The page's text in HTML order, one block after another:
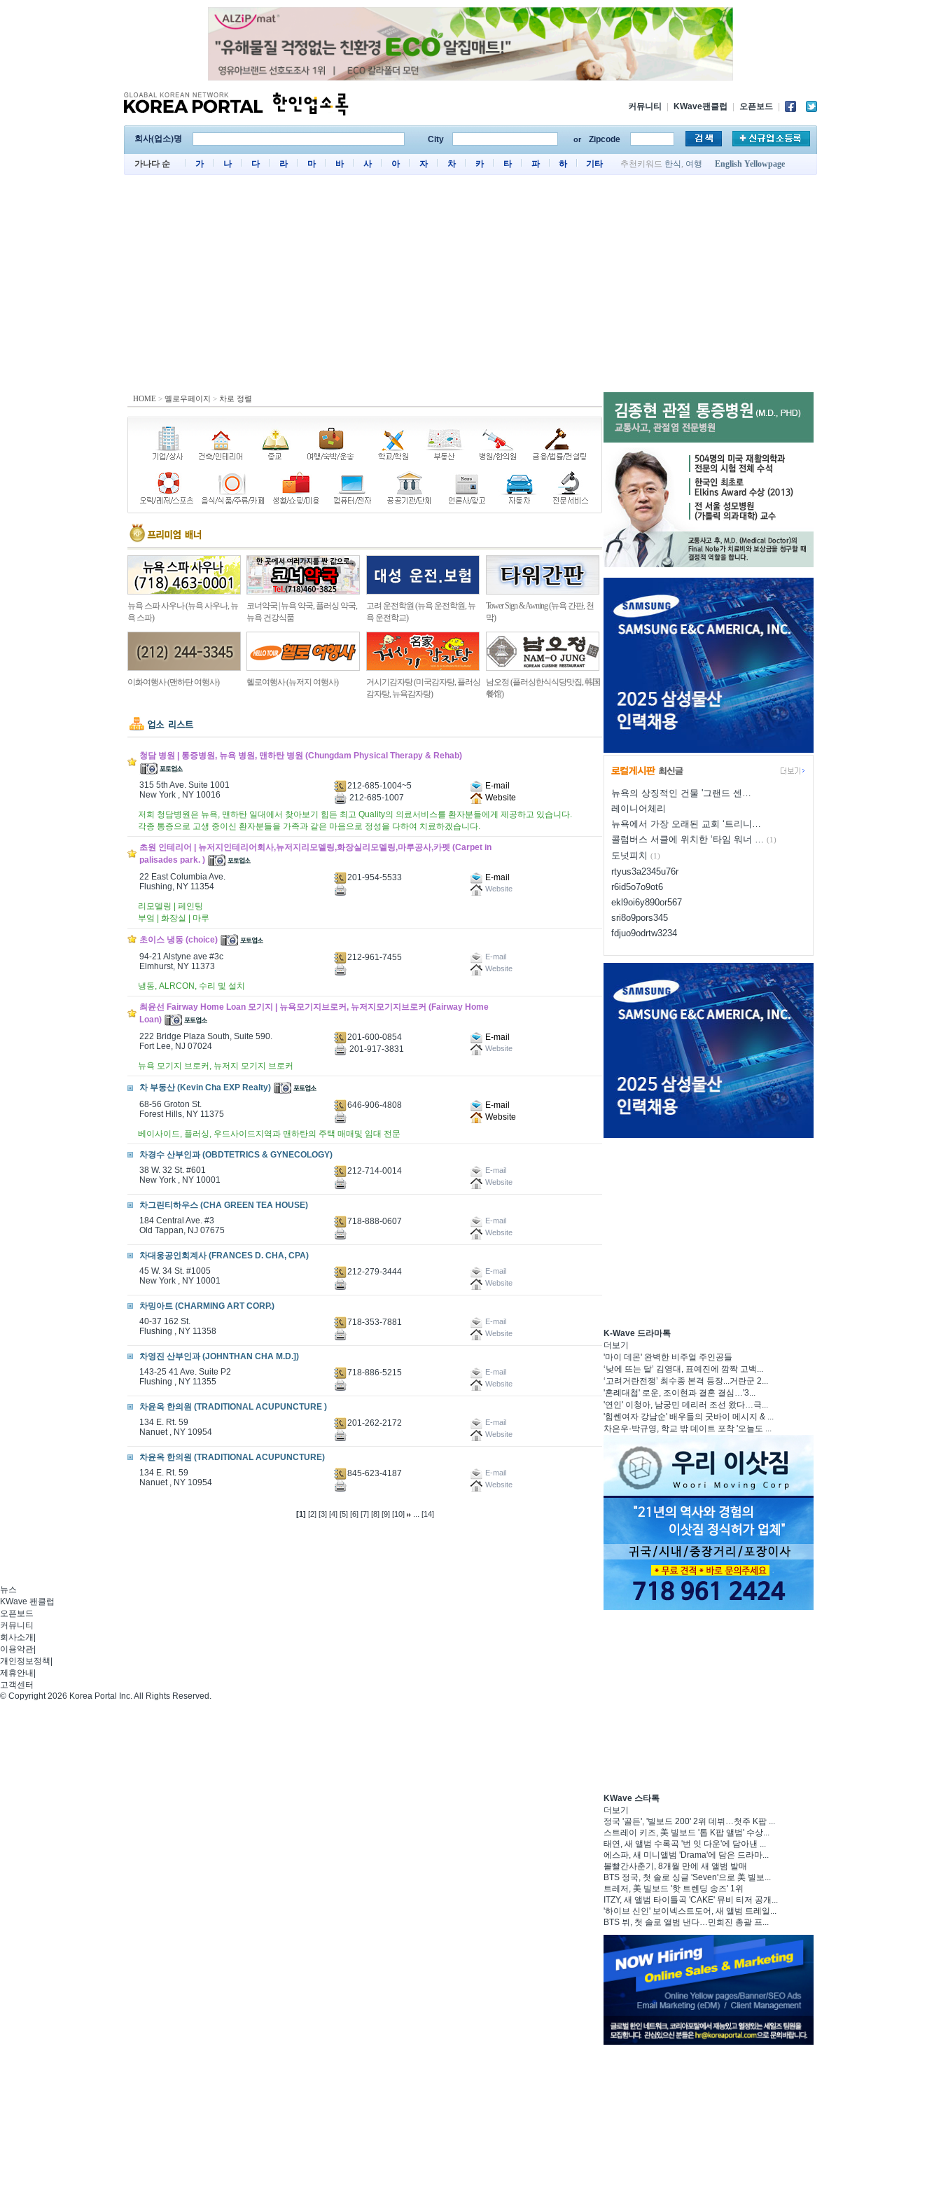
커뮤니티 KWave팬클럽 오픈보드
회사(업소)명 City or Zipcode
가나다 순 가 나 다 라 마 바 사 아 자 차 카 타 파 하 기타 추천키워드 한식 , 여행 English Yellowpage
HOME > 옐로우페이지 > 차로 정렬
뉴욕 스파 사우나 (뉴욕 사우나, 뉴
욕 스파)
코너약국 | 뉴욕 약국, 플러싱 약국,
뉴욕 건강식품
고려 운전학원 (뉴욕 운전학원, 뉴
욕 운전학교)
Tower Sign & Awning (뉴욕 간판, 천
막)
이화여행사 (맨하탄 여행사) 헬로여행사 (뉴저지 여행사)
거시기감자탕 (미국감자탕, 플러싱
감자탕, 뉴욕감자탕)
남오정 (플러싱한식식당맛집, 韩国
餐馆)
청담 병원 | 통증병원, 뉴욕 병원, 맨하탄 병원 (Chungdam Physical Therapy & Rehab)
315 5th Ave. Suite 1001
New York , NY 10016
212-685-1004~5
E-mail
212-685-1007
Website
저희 청담병원은 뉴욕, 맨하탄 일대에서 찾아보기 힘든 최고 Quality의 의료서비스를 환자분들에게 제공하고 있습니다.
각종 통증으로 고생 중이신 환자분들을 가족과 같은 마음으로 정성을 다하여 치료하겠습니다.
초원 인테리어 | 뉴저지인테리어회사,뉴저지리모델링,화장실리모델링,마루공사,카펫 (Carpet in
palisades park. )
22 East Columbia Ave.
Flushing, NY 11354
201-954-5533 E-mail
Website
리모델링 | 페인팅
부엌 | 화장실 | 마루
초이스 냉동 (choice)
94-21 Alstyne ave #3c
Elmhurst, NY 11373
212-961-7455
E-mail
Website
냉동, ALRCON, 수리 및 설치
최윤선 Fairway Home Loan 모기지 | 뉴욕모기지브로커, 뉴저지모기지브로커 (Fairway Home
Loan)
222 Bridge Plaza South, Suite 590.
Fort Lee, NJ 07024 ​
201-600-0854
E-mail
201-917-3831
Website
뉴욕 모기지 브로커, 뉴저지 모기지 브로커
차 부동산 (Kevin Cha EXP Realty)
68-56 Groton St.
Forest Hills, NY 11375
646-906-4808
E-mail
Website
베이사이드, 플러싱, 우드사이드지역과 맨하탄의 주택 매매및 임대 전문
차경수 산부인과 (OBDTETRICS & GYNECOLOGY)
38 W. 32 St. #601
New York , NY 10001
212-714-0014
E-mail
Website
차그린티하우스 (CHA GREEN TEA HOUSE)
184 Central Ave. #3
Old Tappan, NJ 07675
718-888-0607
E-mail
Website
차대웅공인회계사 (FRANCES D. CHA, CPA)
45 W. 34 St. #1005
New York , NY 10001
212-279-3444
E-mail
Website
차밍아트 (CHARMING ART CORP.)
40-37 162 St.
Flushing , NY 11358
718-353-7881
E-mail
Website
차영진 산부인과 (JOHNTHAN CHA M.D.])
143-25 41 Ave. Suite P2
Flushing , NY 11355
718-886-5215
E-mail
Website
차윤옥 한의원 (TRADITIONAL ACUPUNCTURE )
134 E. Rt. 59
Nanuet , NY 10954
201-262-2172
E-mail
Website
차윤옥 한의원 (TRADITIONAL ACUPUNCTURE)
134 E. Rt. 59
Nanuet , NY 10954
845-623-4187
E-mail
Website
[1] [2] [3] [4] [5] [6] [7] [8] [9] [10] ... [14]
뉴욕의 상징적인 건물 '그랜드 센…
레이니어체리
뉴욕에서 가장 오래된 교회 ‘트리니…
콜럼버스 서클에 위치한 ‘타임 워너 … (1)
도넛피치 (1)
rtyus3a2345u76r
r6id5o7o9ot6
ekl9oi6y890or567
sri8o9pors345
fdjuo9odrtw3234
K-Wave 드라마톡
더보기
'마이 데몬' 완벽한 비주얼 주인공들
‘낮에 뜨는 달’ 김영대, 표예진에 깜짝 고백...
‘고려거란전쟁’ 최수종 본격 등장...거란군 2...
'혼례대첩' 로운, 조이현과 결혼 결심…'3...
'연인' 이청아, 남궁민 데리러 조선 왔다…극...
'힘쎈여자 강남순' 배우들의 굿바이 메시지 & ...
차은우·박규영, 학교 밖 데이트 포착 '오늘도 ...
KWave 스타톡
더보기
정국 '골든', '빌보드 200' 2위 데뷔…첫주 K팝 ...
스트레이 키즈, 美 빌보드 '톱 K팝 앨범' 수상...
태연, 새 앨범 수록곡 '번 잇 다운'에 담아낸 ...
에스파, 새 미니앨범 'Drama'에 담은 드라마...
볼빨간사춘기, 8개월 만에 새 앨범 발매
BTS 정국, 첫 솔로 싱글 'Seven'으로 美 빌보...
트레저, 美 빌보드 '핫 트렌딩 송즈' 1위
ITZY, 새 앨범 타이틀곡 'CAKE' 뮤비 티저 공개...
'하이브 신인' 보이넥스트도어, 새 앨범 트레일...
BTS 뷔, 첫 솔로 앨범 낸다…민희진 총괄 프...
뉴스
KWave 팬클럽
오픈보드
커뮤니티
회사소개
이용약관
개인정보정책
제휴안내
고객센터
© Copyright 2026 Korea Portal Inc. All Rights Reserved.